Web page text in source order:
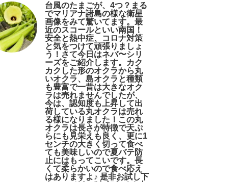
台風のたまごが、4つ？まる
でマリアナ諸島の様な衛星
画像をみて驚いてます。最
近のスコールといい南国！
安全と熱中症、コロナ対策
と気をつけて頑張りましょ
う！さて今日はネバ〜シリ
ーズをご紹介します。カク
カクした形のオクラから丸
いオクラ、島オクラと種類
も豊富で一昔は大きなオク
ラは売れませんでしたが、
今は、認知度も上昇して出
荷している丸オクラは売れ
る様になりました！この丸
オクラは長さが特徴で天ぷ
らにも見栄えも良く、更に1
センチの大きく切って食べ
ても美味しいので夏バテ防
止にはもってこいです。長
くて柔らかいので食べ応え
はありますよ♪ 是非お試し下